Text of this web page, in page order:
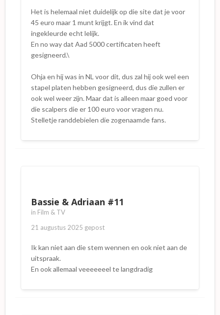
Het is helemaal niet duidelijk op die site dat je voor
45 euro maar 1 munt krijgt. En ik vind dat
ingekleurde echt lelijk.
En no way dat Aad 5000 certificaten heeft
gesigneerd.\
Ohja en hij was in NL voor dit, dus zal hij ook wel een
stapel platen hebben gesigneerd, dus die zullen er
ook wel weer zijn. Maar dat is alleen maar goed voor
die scalpers die er 100 euro voor vragen nu.
Stelletje randdebielen die zogenaamde fans.
Bassie & Adriaan #11
in Film & TV
21 augustus 2025 gepost
Ik kan niet aan die stem wennen en ook niet aan de
uitspraak.
En ook allemaal veeeeeeel te langdradig